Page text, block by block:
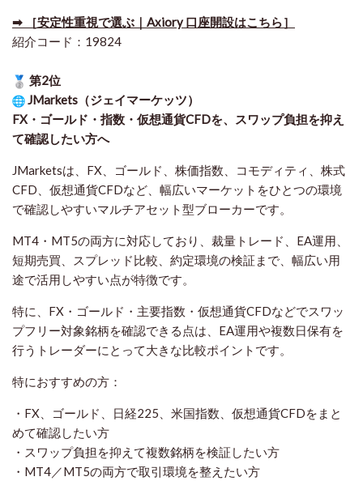
➡ ［安定性重視で選ぶ｜Axiory 口座開設はこちら］
紹介コード：19824
第2位
JMarkets（ジェイマーケッツ）
FX・ゴールド・指数・仮想通貨CFDを、スワップ負担を抑え
て確認したい方へ
JMarketsは、FX、ゴールド、株価指数、コモディティ、株式
CFD、仮想通貨CFDなど、幅広いマーケットをひとつの環境
で確認しやすいマルチアセット型ブローカーです。
MT4・MT5の両方に対応しており、裁量トレード、EA運用、
短期売買、スプレッド比較、約定環境の検証まで、幅広い用
途で活用しやすい点が特徴です。
特に、FX・ゴールド・主要指数・仮想通貨CFDなどでスワッ
プフリー対象銘柄を確認できる点は、EA運用や複数日保有を
行うトレーダーにとって大きな比較ポイントです。
特におすすめの方：
・FX、ゴールド、日経225、米国指数、仮想通貨CFDをまと
めて確認したい方
・スワップ負担を抑えて複数銘柄を検証したい方
・MT4／MT5の両方で取引環境を整えたい方